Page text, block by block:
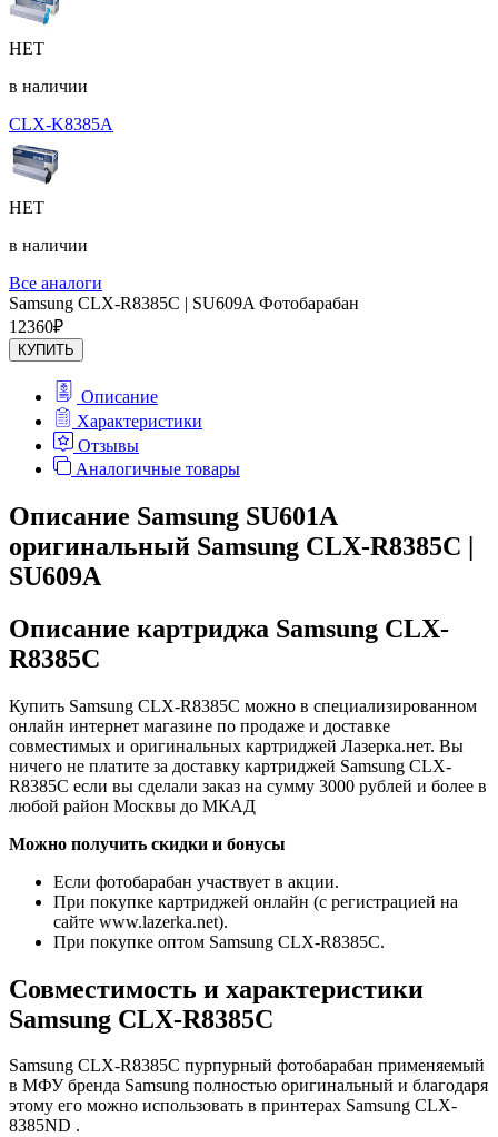
НЕТ
в наличии
CLX-K8385A
НЕТ
в наличии
Все аналоги
Samsung CLX-R8385C | SU609A Фотобарабан
12360₽
КУПИТЬ
Описание
Характеристики
Отзывы
Аналогичные товары
Описание Samsung SU601A
оригинальный Samsung CLX-R8385C |
SU609A
Описание картриджа Samsung CLX-
R8385C
Купить Samsung CLX-R8385C можно в специализированном
онлайн интернет магазине по продаже и доставке
совместимых и оригинальных картриджей Лазерка.нет. Вы
ничего не платите за доставку картриджей Samsung CLX-
R8385C если вы сделали заказ на сумму 3000 рублей и более в
любой район Москвы до МКАД
Можно получить скидки и бонусы
Если фотобарабан участвует в акции.
При покупке картриджей онлайн (с регистрацией на
сайте www.lazerka.net).
При покупке оптом Samsung CLX-R8385C.
Совместимость и характеристики
Samsung CLX-R8385C
Samsung CLX-R8385C пурпурный фотобарабан применяемый
в МФУ бренда Samsung полностью оригинальный и благодаря
этому его можно использовать в принтерах Samsung CLX-
8385ND .